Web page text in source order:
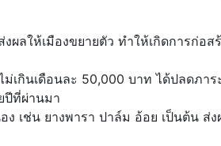
ลให้เมืองขยายตัว ทำให้เกิดการก่อส
เกินเดือนละ 50,000 บาท ได้ปลดภาร
ปีที่ผ่านมา
เช่น ยางพารา ปาล์ม อ้อย เป็นต้น ส่ง